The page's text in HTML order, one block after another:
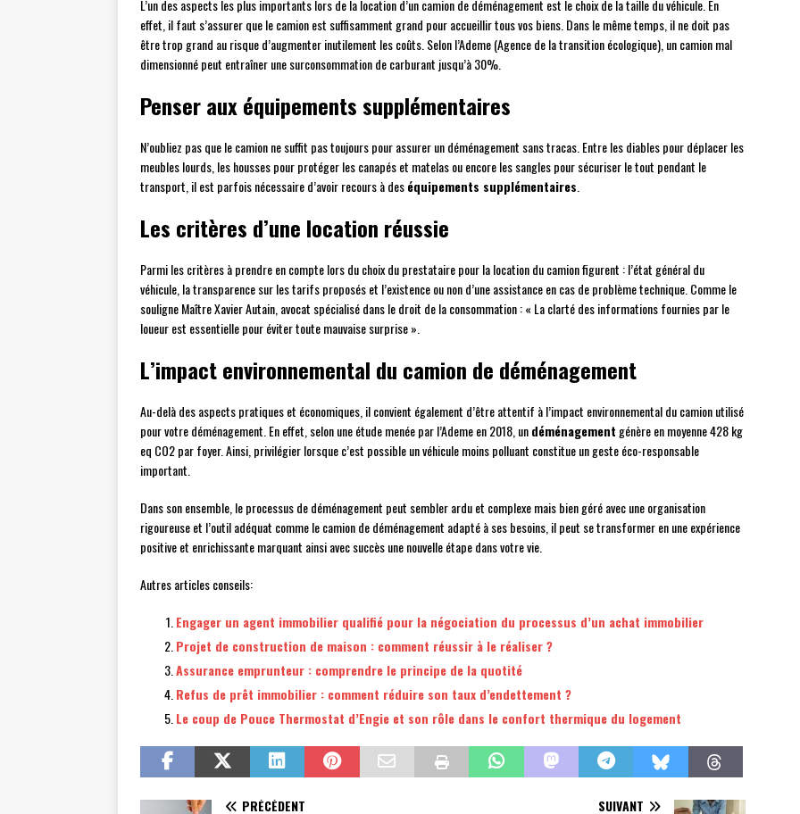
L’un des aspects les plus importants lors de la location d’un camion de déménagement est le choix de la taille du véhicule. En
effet, il faut s’assurer que le camion est suffisamment grand pour accueillir tous vos biens. Dans le même temps, il ne doit pas
être trop grand au risque d’augmenter inutilement les coûts. Selon l’Ademe (Agence de la transition écologique), un camion mal
dimensionné peut entraîner une surconsommation de carburant jusqu’à 30%.
Penser aux équipements supplémentaires
N’oubliez pas que le camion ne suffit pas toujours pour assurer un déménagement sans tracas. Entre les diables pour déplacer les
meubles lourds, les housses pour protéger les canapés et matelas ou encore les sangles pour sécuriser le tout pendant le
transport, il est parfois nécessaire d’avoir recours à deséquipements supplémentaires
Les critères d’une location réussie
Parmi les critères à prendre en compte lors du choix du prestataire pour la location du camion figurent : l’état général du
véhicule, la transparence sur les tarifs proposés et l’existence ou non d’une assistance en cas de problème technique. Comme le
souligne Maître Xavier Autain, avocat spécialisé dans le droit de la consommation : « La clarté des informations fournies par le
loueur est essentielle pour éviter toute mauvaise surprise ».
L’impact environnemental du camion de déménagement
Au-delà des aspects pratiques et économiques, il convient également d’être attentif à l’impact environnemental du camion utilisé
pour votre déménagement. En effet, selon une étude menée par l’Ademe en 2018, undéménagement génère en moyenne 428 kg
eq CO2 par foyer. Ainsi, privilégier lorsque c’est possible un véhicule moins polluant constitue un geste éco-responsable
important.
Dans son ensemble, le processus de déménagement peut sembler ardu et complexe mais bien géré avec une organisation
rigoureuse et l’outil adéquat comme le camion de déménagement adapté à ses besoins, il peut se transformer en une expérience
positive et enrichissante marquant ainsi avec succès une nouvelle étape dans votre vie.
Autres articles conseils:
Engager un agent immobilier qualifié pour la négociation du processus d’un achat immobilier
Projet de construction de maison : comment réussir à le réaliser ?
Assurance emprunteur : comprendre le principe de la quotité
Refus de prêt immobilier : comment réduire son taux d’endettement ?
Le coup de Pouce Thermostat d’Engie et son rôle dans le confort thermique du logement
PRÉCÉDENT SUIVANT